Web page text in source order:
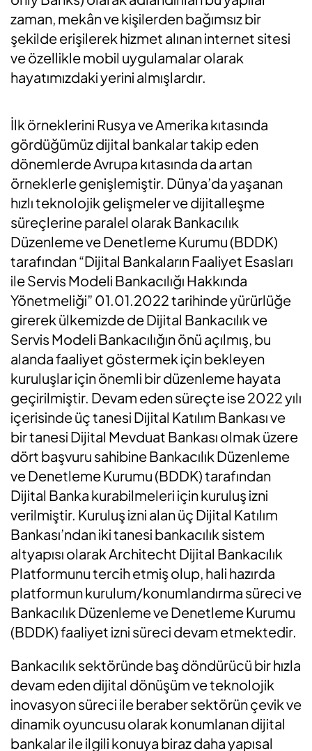
zaman, mekân ve kişilerden bağımsız bir
şekilde erişilerek hizmet alınan internet sitesi
ve özellikle mobil uygulamalar olarak
hayatımızdaki yerini almışlardır.
İlk örneklerini Rusya ve Amerika kıtasında
gördüğümüz dijital bankalar takip eden
dönemlerde Avrupa kıtasında da artan
örneklerle genişlemiştir. Dünya’da yaşanan
hızlı teknolojik gelişmeler ve dijitalleşme
süreçlerine paralel olarak Bankacılık
Düzenleme ve Denetleme Kurumu (BDDK)
tarafından “Dijital Bankaların Faaliyet Esasları
ile Servis Modeli Bankacılığı Hakkında
Yönetmeliği” 01.01.2022 tarihinde yürürlüğe
girerek ülkemizde de Dijital Bankacılık ve
Servis Modeli Bankacılığın önü açılmış, bu
alanda faaliyet göstermek için bekleyen
kuruluşlar için önemli bir düzenleme hayata
geçirilmiştir. Devam eden süreçte ise 2022 yılı
içerisinde üç tanesi Dijital Katılım Bankası ve
bir tanesi Dijital Mevduat Bankası olmak üzere
dört başvuru sahibine Bankacılık Düzenleme
ve Denetleme Kurumu (BDDK) tarafından
Dijital Banka kurabilmeleri için kuruluş izni
verilmiştir. Kuruluş izni alan üç Dijital Katılım
Bankası’ndan iki tanesi bankacılık sistem
altyapısı olarak Architecht Dijital Bankacılık
Platformunu tercih etmiş olup, hali hazırda
platformun kurulum/konumlandırma süreci ve
Bankacılık Düzenleme ve Denetleme Kurumu
(BDDK) faaliyet izni süreci devam etmektedir.
Bankacılık sektöründe baş döndürücü bir hızla
devam eden dijital dönüşüm ve teknolojik
inovasyon süreci ile beraber sektörün çevik ve
dinamik oyuncusu olarak konumlanan dijital
bankalar ile ilgili konuya biraz daha yapısal